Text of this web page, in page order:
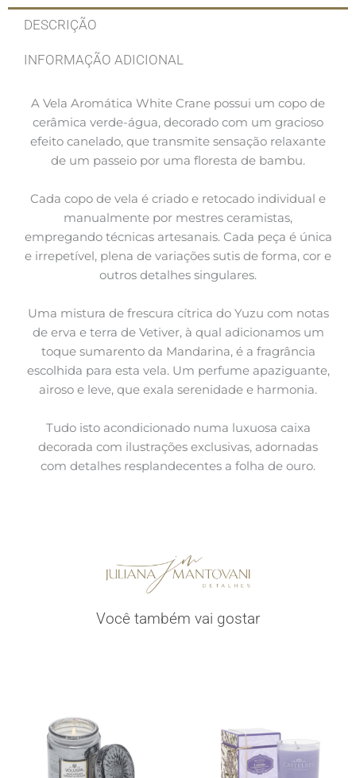
DESCRIÇÃO
INFORMAÇÃO ADICIONAL
A Vela Aromática White Crane possui um copo de
cerâmica verde-água, decorado com um gracioso
efeito canelado, que transmite sensação relaxante
de um passeio por uma floresta de bambu.
Cada copo de vela é criado e retocado individual e
manualmente por mestres ceramistas,
empregando técnicas artesanais. Cada peça é única
e irrepetível, plena de variações sutis de forma, cor e
outros detalhes singulares.
Uma mistura de frescura cítrica do Yuzu com notas
de erva e terra de Vetiver, à qual adicionamos um
toque sumarento da Mandarina, é a fragrância
escolhida para esta vela. Um perfume apaziguante,
airoso e leve, que exala serenidade e harmonia.
Tudo isto acondicionado numa luxuosa caixa
decorada com ilustrações exclusivas, adornadas
com detalhes resplandecentes a folha de ouro.
Você também vai gostar